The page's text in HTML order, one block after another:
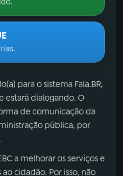
para o sistema Fala.BR,
estará dialogando. O
de comunicação da
pública, por
a melhorar os serviços e
cidadão. Por isso, não